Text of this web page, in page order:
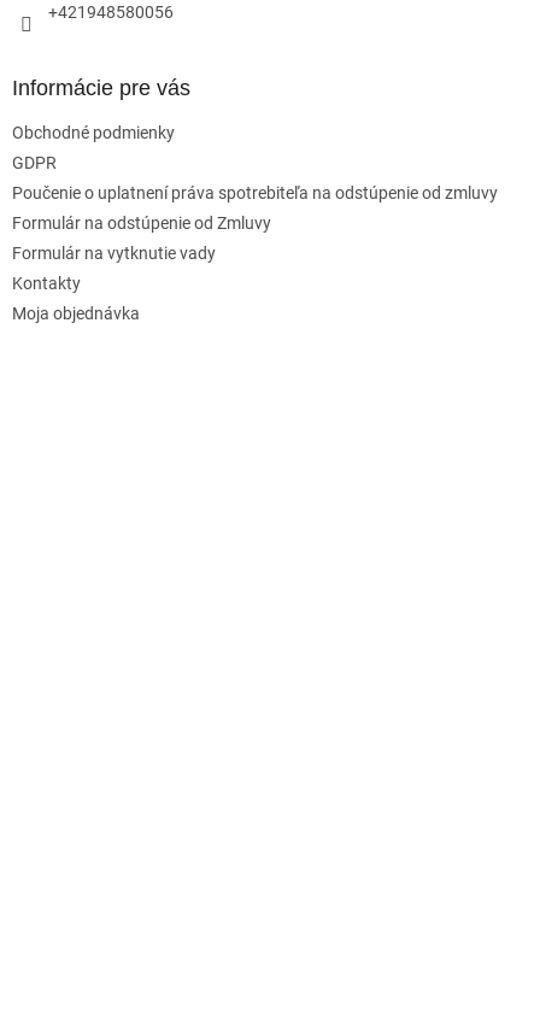
+421948580056
Informácie pre vás
Obchodné podmienky
GDPR
Poučenie o uplatnení práva spotrebiteľa na odstúpenie od zmluvy
Formulár na odstúpenie od Zmluvy
Formulár na vytknutie vady
Kontakty
Moja objednávka